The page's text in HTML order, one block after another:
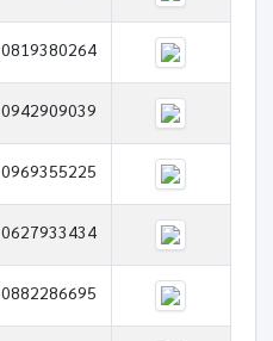
0819380264
0942909039
0969355225
0627933434
0882286695